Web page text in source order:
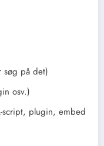
søg på det)
osv.)
plugin, embed